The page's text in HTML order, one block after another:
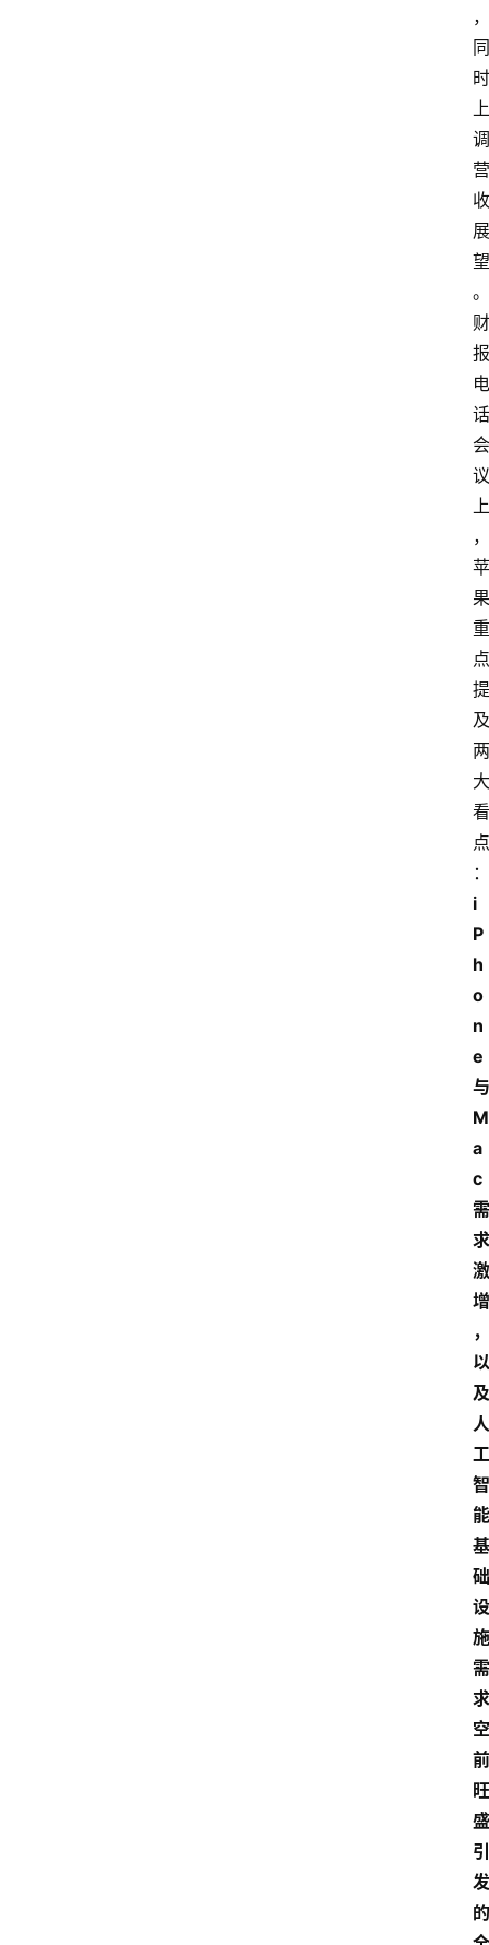
，
同
时
上
调
营
收
展
望
。
财
报
电
话
会
议
上
，
苹
果
重
点
提
及
两
大
看
点
：
i
P
h
o
n
e
与
M
a
c
需
求
激
增
，
以
及
人
工
智
能
基
础
设
施
需
求
空
前
旺
盛
引
发
的